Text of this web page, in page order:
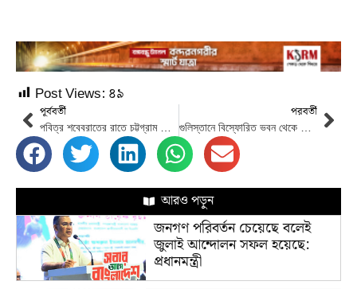
Post Views: ৪৯
পূর্ববর্তী পরবর্তী
আরও পড়ুন
জনগণ পরিবর্তন চেয়েছে বলেই
জুলাই আন্দোলন সফল হয়েছে:
প্রধানমন্ত্রী